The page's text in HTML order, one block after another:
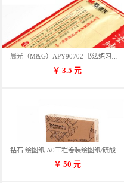
￥ 3.5元
钻石 绘图纸 A0工程卷装绘图纸/硫酸纸 50m卷装 914*50MM/卷
￥ 50 元